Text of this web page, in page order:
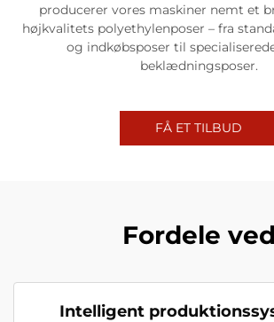
producerer vores maskiner nemt et
højkvalitets polyethylenposer – fra
og indkøbsposer til
beklædningsposer.
FÅ ET TILBUD
Fordele ved
Intelligent